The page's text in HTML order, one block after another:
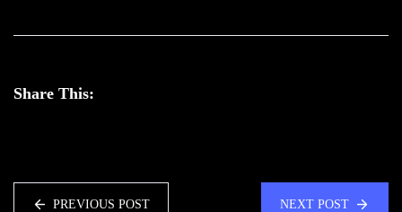
Share This:
PREVIOUS POST NEXT POST